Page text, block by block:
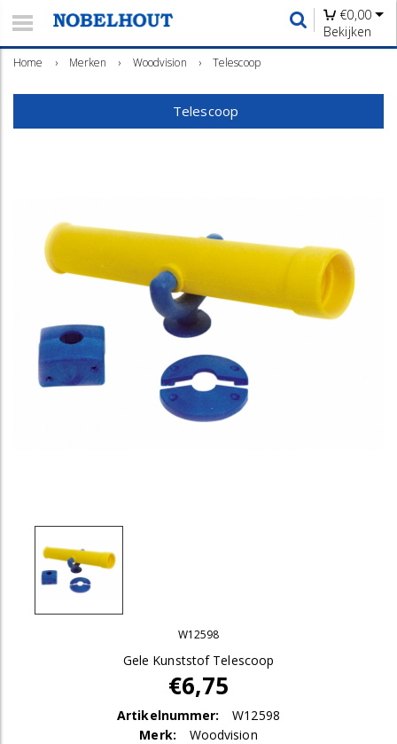
€0,00
Bekijken
Home › Merken › Woodvision › Telescoop
Telescoop
W12598
Gele Kunststof Telescoop
€6,75
Artikelnummer:
W12598
Merk:
Woodvision